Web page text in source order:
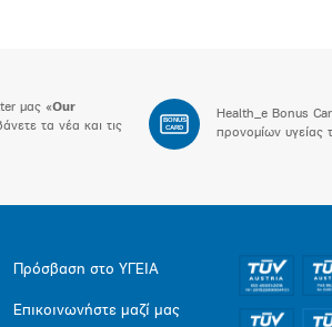
μας «Our
τα νέα και τις
BONUS
CARD
Health_e Bonus
προνομίων υγείας
Πρόσβαση στο ΥΓΕΙΑ
Επικοινωνήστε μαζί μας